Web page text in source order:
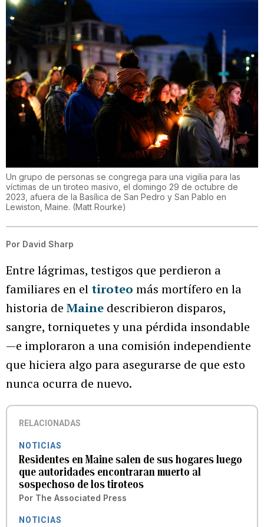
Un grupo de personas se congrega para una vigilia para las
víctimas de un tiroteo masivo, el domingo 29 de octubre de
2023, afuera de la Basílica de San Pedro y San Pablo en
Lewiston, Maine. (Matt Rourke)
Por David Sharp
Entre lágrimas, testigos que perdieron a
familiares en el tiroteo más mortífero en la
historia de Maine describieron disparos,
sangre, torniquetes y una pérdida insondable
—e imploraron a una comisión independiente
que hiciera algo para asegurarse de que esto
nunca ocurra de nuevo.
RELACIONADAS
NOTICIAS
Residentes en Maine salen de sus hogares luego
que autoridades encontraran muerto al
sospechoso de los tiroteos
Por The Associated Press
NOTICIAS